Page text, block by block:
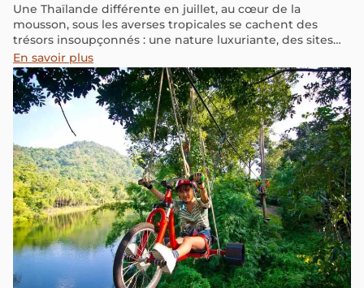
Une Thaïlande différente en juillet, au cœur de la
mousson, sous les averses tropicales se cachent des
trésors insoupçonnés : une nature luxuriante, des sites
désertés, une authenticité préservée. Suivez le guide à
travers une Thaïlande verte et généreuse. La mousson
vous séduira par ses paysages grandioses et vous offrira
le plus beau des voyages.
En savoir plus